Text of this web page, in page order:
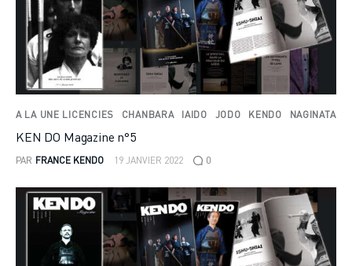
A LA UNE LICENCIES CHANBARA IAIDO JODO KENDO NAGINATA
KEN DO Magazine n°5
PAR FRANCE KENDO 19 JANVIER 2022 0